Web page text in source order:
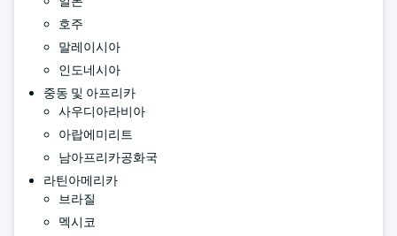
호주
말레이시아
인도네시아
중동 및 아프리카
사우디아라비아
아랍에미리트
남아프리카공화국
라틴아메리카
브라질
멕시코